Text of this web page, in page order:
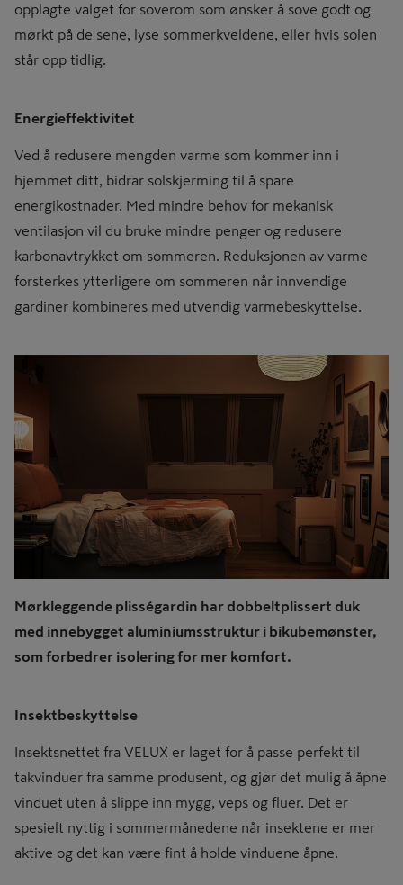
opplagte valget for soverom som ønsker å sove godt og
mørkt på de sene, lyse sommerkveldene, eller hvis solen
står opp tidlig.
Energieffektivitet
Ved å redusere mengden varme som kommer inn i
hjemmet ditt, bidrar solskjerming til å spare
energikostnader. Med mindre behov for mekanisk
ventilasjon vil du bruke mindre penger og redusere
karbonavtrykket om sommeren. Reduksjonen av varme
forsterkes ytterligere om sommeren når innvendige
gardiner kombineres med utvendig varmebeskyttelse.
Mørkleggende plisségardin har dobbeltplissert duk
med innebygget aluminiumsstruktur i bikubemønster,
som forbedrer isolering for mer komfort.
Insektbeskyttelse
Insektsnettet fra VELUX er laget for å passe perfekt til
takvinduer fra samme produsent, og gjør det mulig å åpne
vinduet uten å slippe inn mygg, veps og fluer. Det er
spesielt nyttig i sommermånedene når insektene er mer
aktive og det kan være fint å holde vinduene åpne.